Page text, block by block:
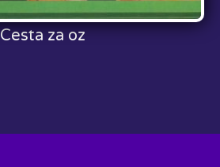
Cesta za oz